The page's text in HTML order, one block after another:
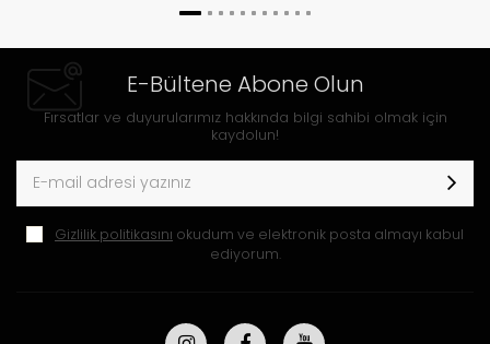
E-Bültene Abone Olun
Fırsatlar ve duyurularımız hakkında bilgi sahibi olmak için
kaydolun!
Gizlilik politikasını okudum ve elektronik posta almayı kabul
ediyorum.